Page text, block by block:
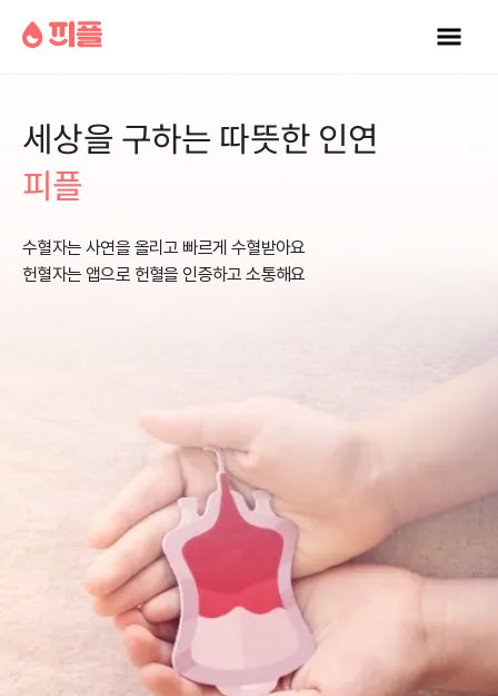
헌혈요청
커뮤니티
세상을 구하는 따뜻한 인연
피플
수혈자는 사연을 올리고 빠르게 수혈받아요
헌혈자는 앱으로 헌혈을 인증하고 소통해요